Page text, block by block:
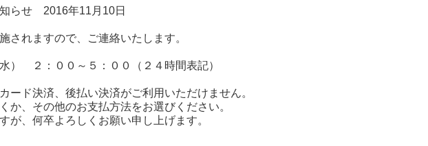
らせ 2016年11月10日
されますので、ご連絡いたします。
） ２：００～５：００（２４時間表記）
ード決済、後払い決済がご利用いただけません。
か、その他のお支払方法をお選びください。
が、何卒よろしくお願い申し上げます。